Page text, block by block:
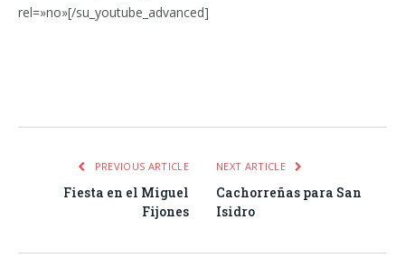
rel=»no»[/su_youtube_advanced]
PREVIOUS ARTICLE
Fiesta en el Miguel
Fijones
NEXT ARTICLE
Cachorreñas para San
Isidro